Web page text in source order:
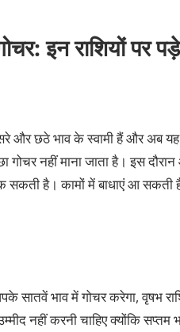
इन राशियों पर
और छठे भाव के स्वामी हैं और अब
गोचर नहीं माना जाता है। इस
है। कामों में बाधाएं आ सकती
सातवें भाव में गोचर करेगा, वृषभ
नहीं करनी चाहिए क्योंकि सप्तम